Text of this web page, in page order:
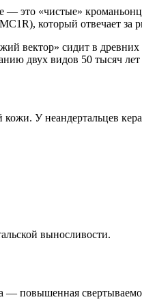
это «чистые»
который отвечает за
вектор» сидит в
двух видов 50 тысяч лет
У неандертальцев
выносливости.
— повышенная